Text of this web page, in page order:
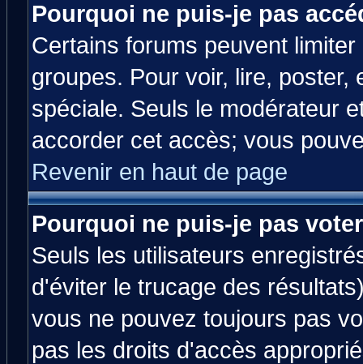
Pourquoi ne puis-je pas
Certains forums peuvent
groupes. Pour voir, lire,
spéciale. Seuls le modérateur
accorder cet accès; vous
Revenir en haut de page
Pourquoi ne puis-je pas
Seuls les utilisateurs
d'éviter le trucage des
vous ne pouvez toujours pas
pas les droits d'accès